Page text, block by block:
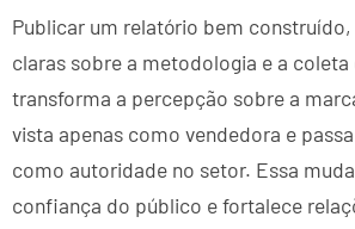
Publicar um relatório bem
claras sobre a metodologia e a coleta
transforma a percepção sobre a
vista apenas como vendedora e
como autoridade no setor. Essa
confiança do público e fortalece